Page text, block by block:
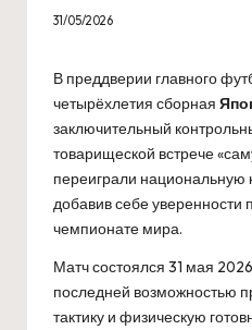
31/05/2026
В преддверии главного
четырёхлетия сборная
заключительный
товарищеской встрече
переиграли национальную
добавив себе уверенности
чемпионате мира.
Матч состоялся 31 мая
последней возможностью
тактику и физическую